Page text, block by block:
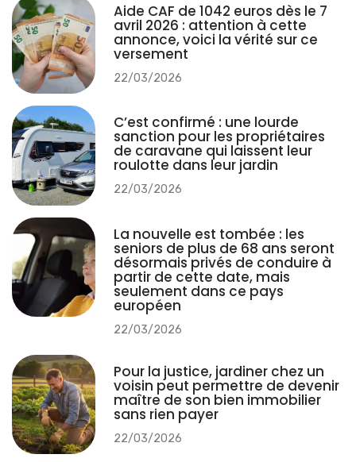
Aide CAF de 1042 euros dès le 7
avril 2026 : attention à cette
annonce, voici la vérité sur ce
versement
22/03/2026
C’est confirmé : une lourde
sanction pour les propriétaires
de caravane qui laissent leur
roulotte dans leur jardin
22/03/2026
La nouvelle est tombée : les
seniors de plus de 68 ans seront
désormais privés de conduire à
partir de cette date, mais
seulement dans ce pays
européen
22/03/2026
Pour la justice, jardiner chez un
voisin peut permettre de devenir
maître de son bien immobilier
sans rien payer
22/03/2026